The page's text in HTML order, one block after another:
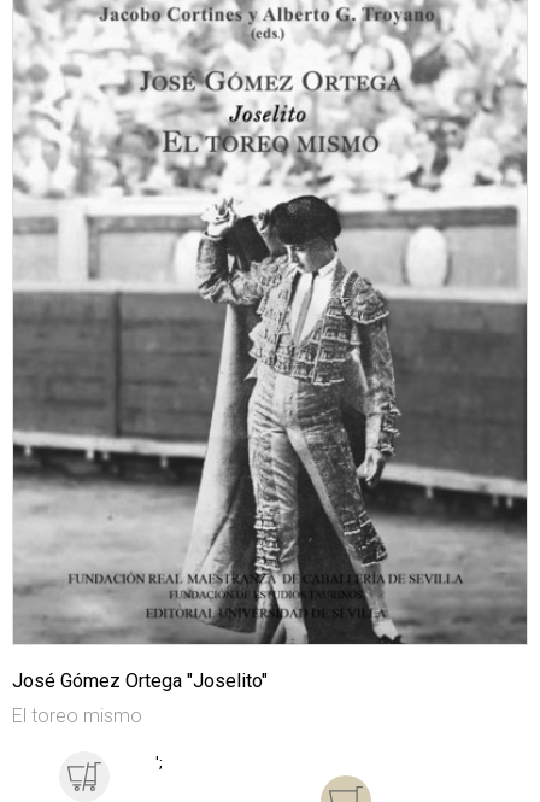
José Gómez Ortega "Joselito"
El toreo mismo
';